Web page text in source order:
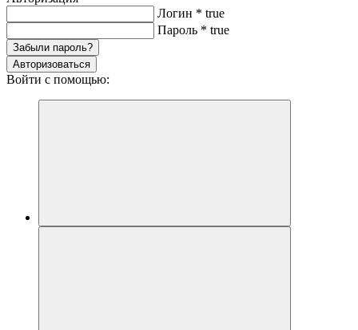
Логин * true
Пароль * true
Забыли пароль?
Авторизоваться
Войти с помощью: